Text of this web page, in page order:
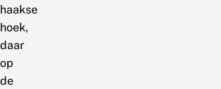
haakse
hoek,
daar
op
de